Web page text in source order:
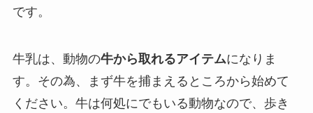
です。
牛乳は、動物の牛から取れるアイテムになりま
す。その為、まず牛を捕まえるところから始めて
ください。牛は何処にでもいる動物なので、歩き